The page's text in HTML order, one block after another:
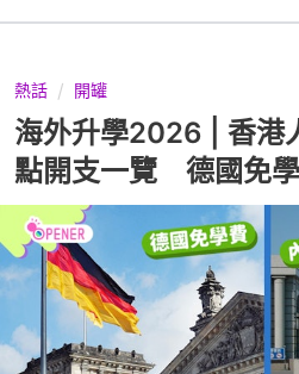
熱話 開罐
海外升學2026 | 香港
點開支一覽 德國免